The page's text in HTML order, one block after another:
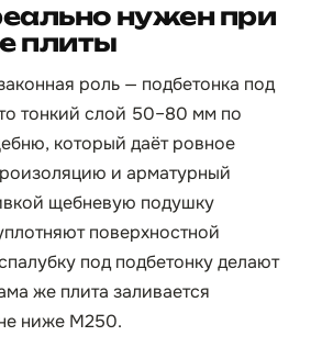
нужен при
плиты
роль — подбетонка под
тонкий слой 50–80 мм по
который даёт ровное
и арматурный
щебневую подушку
поверхностной
под подбетонку делают
же плита заливается
ниже М250.